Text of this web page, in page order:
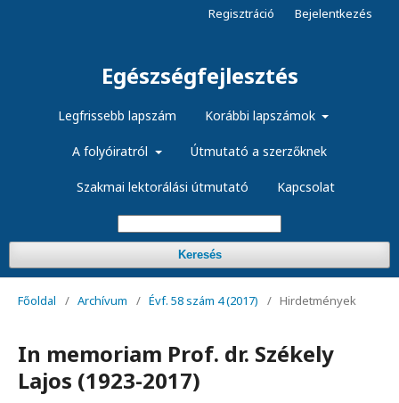
Egészségfejlesztés
Legfrissebb lapszám Korábbi lapszámok
A folyóiratról Útmutató a szerzőknek
Szakmai lektorálási útmutató Kapcsolat
Keresés
Regisztráció Bejelentkezés
Főoldal / Archívum / Évf. 58 szám 4 (2017) / Hirdetmények
In memoriam Prof. dr. Székely
Lajos (1923-2017)